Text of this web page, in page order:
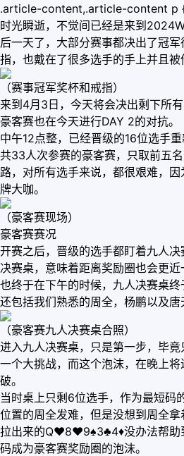
.article-content,.article-content p
时光瞬逝，不觉间已经是来到
后一天了，大部分赛事都决出了冠
指，也戴在了很多选手的手上并且被
（赛事冠军奖杯和戒指）
来到4月3日，今天将会决出剩下所
豪客赛也在今天进行DAY 2的对抗。
中午12点整，已经晋级的16位选手
共33人次参赛的豪客赛，只取前五
路，对所有选手来说，都很艰难，
牌大咖。
（豪客赛现场）
豪客赛赛况
开赛之后，晋级的选手都盯着九人
决赛桌，意味着距离奖励圈也会更近
也终于在下午的时候，九人决赛桌终
还包括我们熟悉的周全，杨鹏以及唐
（豪客赛九人决赛桌合照）
进入九人决赛桌，只是第一步，毕
一个大挑战，而这个泡沫，在晚上
破。
当时桌上只剩6位选手，作为最短码
位置的周全发难，但是没想到周全
拉出来的Q♥️8♥️9♠️3♣️4♦️没办法帮助
码成为豪客赛奖励圈的泡沫。